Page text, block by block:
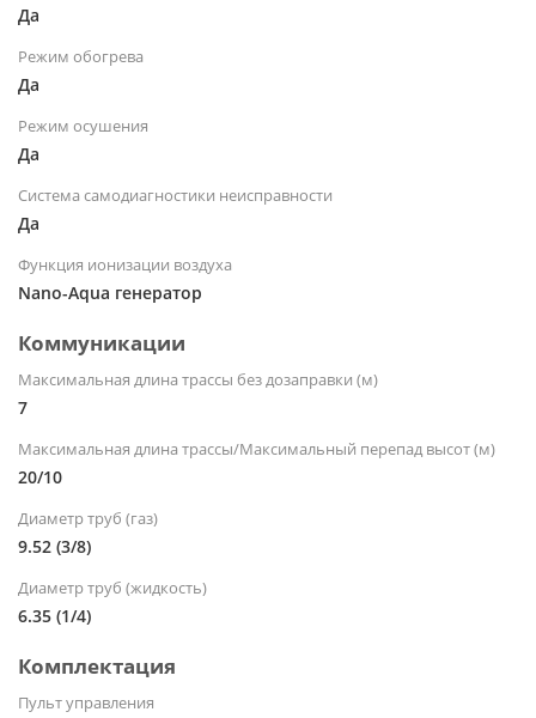
Да
Режим обогрева
Да
Режим осушения
Да
Система самодиагностики неисправности
Да
Функция ионизации воздуха
Nano-Aqua генератор
Коммуникации
Максимальная длина трассы без дозаправки (м)
7
Максимальная длина трассы/Максимальный перепад высот (м)
20/10
Диаметр труб (газ)
9.52 (3/8)
Диаметр труб (жидкость)
6.35 (1/4)
Комплектация
Пульт управления